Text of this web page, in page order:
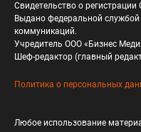
Свидетельство о
Выдано федеральной
коммуникаций.
Учредитель ООО «Бизнес
Шеф-редактор (главный
Политика о персональных
Любое использование